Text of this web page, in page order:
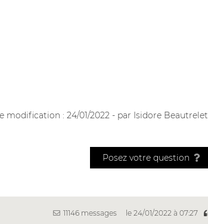
modification : 24/01/2022 - par Isidore Beautrelet
Posez votre question
11146 messages le 24/01/2022 à 07:27